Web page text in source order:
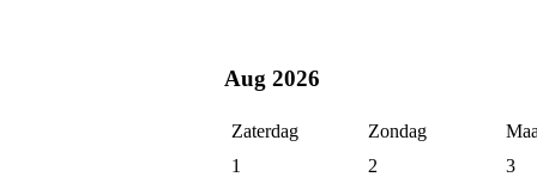
Aug 2026
Zaterdag Zondag
1
2
3